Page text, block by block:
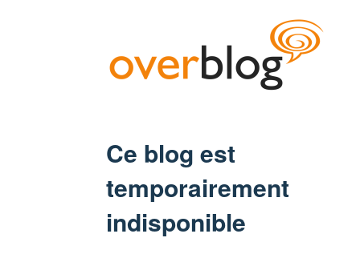
Ce blog est
temporairement
indisponible